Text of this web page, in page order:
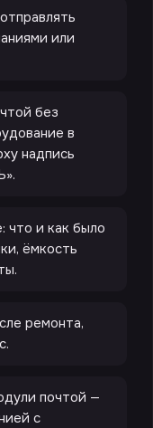
или
без
в
надпись
что и как было
ёмкость
ремонта,
почтой —
с